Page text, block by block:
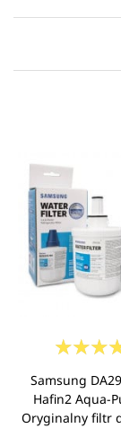
Samsung
Hafin2 Aqua-
Oryginalny filtr